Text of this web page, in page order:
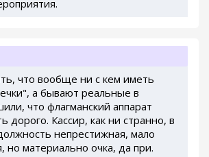
что вообще ни с кем иметь
а бывают реальные в
что флагманский аппарат
дорого. Кассир, как ни странно, в
непрестижная, мало
но материально очка, да при.